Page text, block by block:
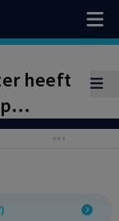
heeft
krijgt